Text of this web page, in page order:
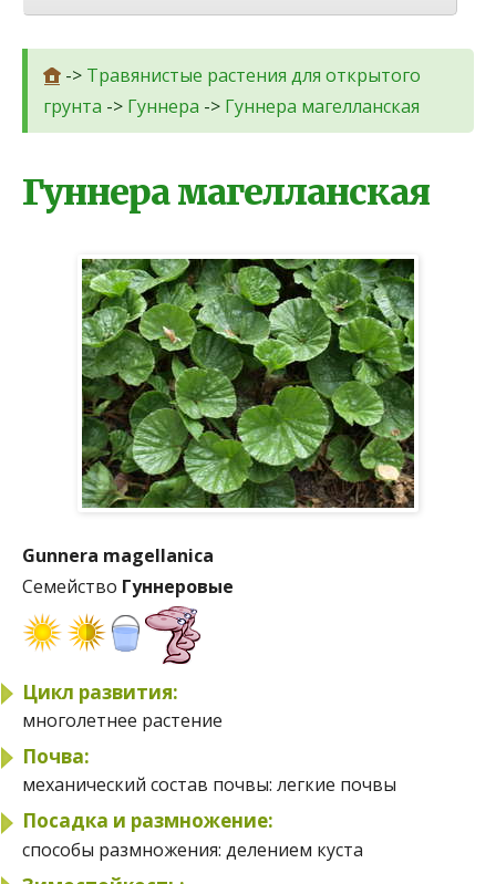
-> Травянистые растения для открытого
грунта -> Гуннера -> Гуннера магелланская
Гуннера магелланская
Gunnera magellanica
Семейство Гуннеровые
Цикл развития:
многолетнее растение
Почва:
механический состав почвы: легкие почвы
Посадка и размножение:
способы размножения: делением куста